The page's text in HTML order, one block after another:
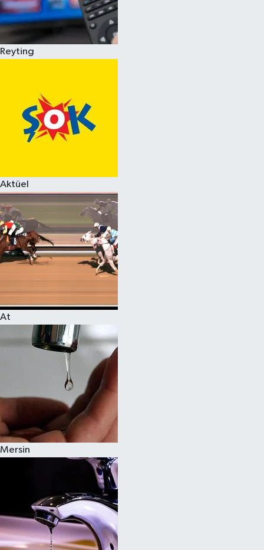
Reyting
Aktüel
At
Mersin